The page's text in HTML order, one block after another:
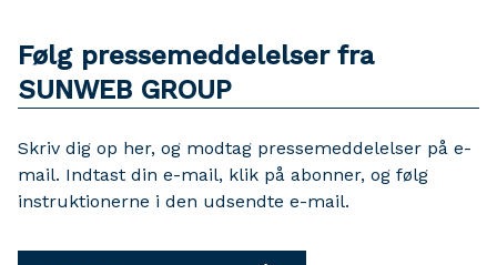
Følg pressemeddelelser fra
SUNWEB GROUP
Skriv dig op her, og modtag pressemeddelelser på e-
mail. Indtast din e-mail, klik på abonner, og følg
instruktionerne i den udsendte e-mail.